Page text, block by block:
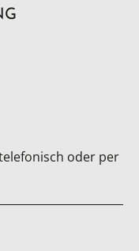
oder per